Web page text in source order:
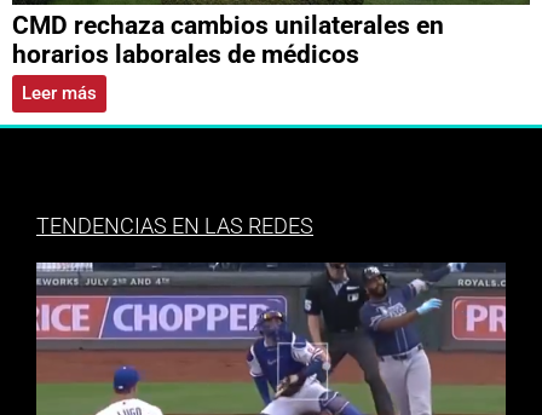
CMD rechaza cambios unilaterales en
horarios laborales de médicos
Leer más
TENDENCIAS EN LAS REDES